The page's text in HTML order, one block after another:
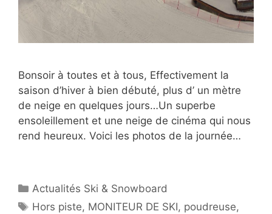
Bonsoir à toutes et à tous, Effectivement la
saison d’hiver à bien débuté, plus d’ un mètre
de neige en quelques jours…Un superbe
ensoleillement et une neige de cinéma qui nous
rend heureux. Voici les photos de la journée…
Catégories
Actualités Ski & Snowboard
Étiquettes
Hors piste, MONITEUR DE SKI, poudreuse,